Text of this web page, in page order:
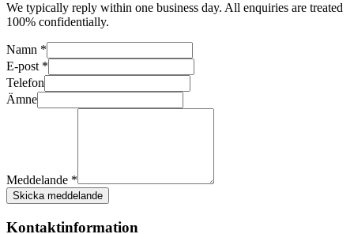
We typically reply within one business day. All enquiries are treated
100% confidentially.
Namn *
E-post *
Telefon
Ämne
Meddelande *
Skicka meddelande
Kontaktinformation